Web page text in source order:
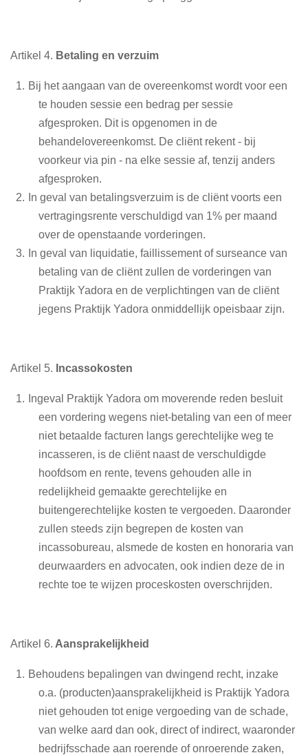
Artikel 4. Betaling en verzuim
Bij het aangaan van de overeenkomst wordt voor een
te houden sessie een bedrag per sessie
afgesproken. Dit is opgenomen in de
behandelovereenkomst. De cliënt rekent - bij
voorkeur via pin - na elke sessie af, tenzij anders
afgesproken.
In geval van betalingsverzuim is de cliënt voorts een
vertragingsrente verschuldigd van 1% per maand
over de openstaande vorderingen.
In geval van liquidatie, faillissement of surseance van
betaling van de cliënt zullen de vorderingen van
Praktijk Yadora en de verplichtingen van de cliënt
jegens Praktijk Yadora onmiddellijk opeisbaar zijn.
Artikel 5. Incassokosten
Ingeval Praktijk Yadora om moverende reden besluit
een vordering wegens niet-betaling van een of meer
niet betaalde facturen langs gerechtelijke weg te
incasseren, is de cliënt naast de verschuldigde
hoofdsom en rente, tevens gehouden alle in
redelijkheid gemaakte gerechtelijke en
buitengerechtelijke kosten te vergoeden. Daaronder
zullen steeds zijn begrepen de kosten van
incassobureau, alsmede de kosten en honoraria van
deurwaarders en advocaten, ook indien deze de in
rechte toe te wijzen proceskosten overschrijden.
Artikel 6. Aansprakelijkheid
Behoudens bepalingen van dwingend recht, inzake
o.a. (producten)aansprakelijkheid is Praktijk Yadora
niet gehouden tot enige vergoeding van de schade,
van welke aard dan ook, direct of indirect, waaronder
bedrijfsschade aan roerende of onroerende zaken,